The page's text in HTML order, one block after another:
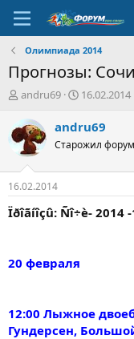
Олимпиада 2014
Прогнозы:
А
т
о
р
т
е
м
ы
andru69
Д
т
н
а
л
16.02.2014
andru69
Старожил
16.02.2014
Ïðîãíîçû: Ñî÷è- 2014
20 февраля
12:00 Лыжное
Гундерсен,